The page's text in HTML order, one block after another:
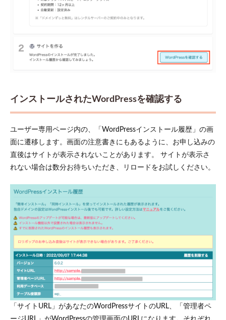
インストールされたWordPressを確認する
ユーザー専用ページ内の、「WordPressインストール履歴」の画
面に遷移します。画面の注意書きにもあるように、お申し込みの
直後はサイトが表示されないことがあります。 サイトが表示さ
れない場合は数分お待ちいただき、リロードをお試しください。
「サイトURL」があなたのWordPressサイトのURL、「管理者ペ